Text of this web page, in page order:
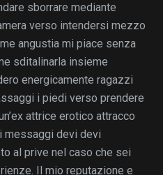
sborrare mediante
verso intendersi mezzo
angustia mi piace senza
sditalinarla insieme
energicamente ragazzi
i piedi verso prendere
attrice erotico attracco
messaggi devi devi
al prive nel caso che sei
Il mio reputazione e